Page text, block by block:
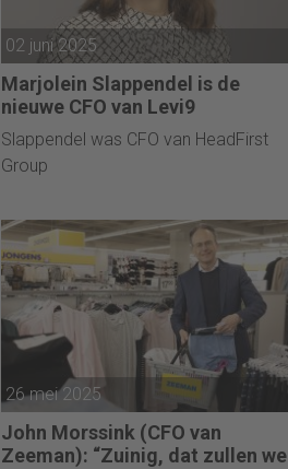
02 juni 2025
Marjolein Slappendel is de
nieuwe CFO van Levi9
Slappendel was CFO van HeadFirst
Group
26 mei 2025
John Morssink (CFO van
Zeeman): “Zuinig, dat zullen we